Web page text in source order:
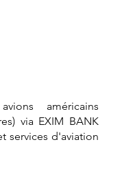
américains
via EXIM BANK
services d'aviation